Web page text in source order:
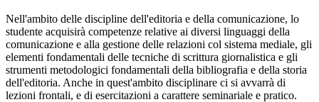
Nell'ambito delle discipline dell'editoria e della comunicazione, lo
studente acquisirà competenze relative ai diversi linguaggi della
comunicazione e alla gestione delle relazioni col sistema mediale, gli
elementi fondamentali delle tecniche di scrittura giornalistica e gli
strumenti metodologici fondamentali della bibliografia e della storia
dell'editoria. Anche in quest'ambito disciplinare ci si avvarrà di
lezioni frontali, e di esercitazioni a carattere seminariale e pratico.